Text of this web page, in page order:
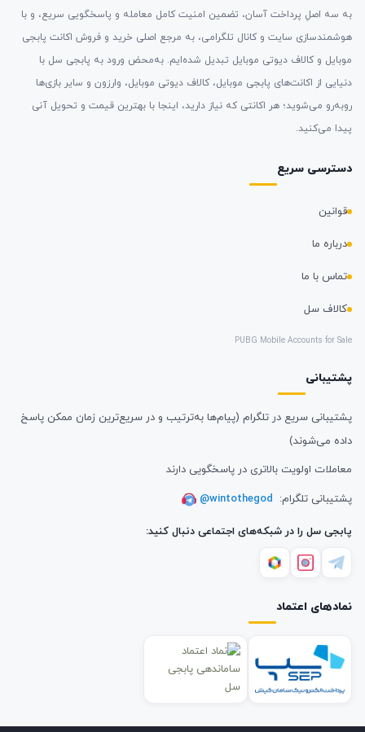
به سه اصلِ پرداخت آسان، تضمین امنیت کامل معامله و پاسخگویی سریع، و با
هوشمندسازی سایت و کانال تلگرامی، به مرجع اصلی خرید و فروش اکانت پابجی
موبایل و کالاف دیوتی موبایل تبدیل شده‌ایم. به‌محض ورود به پابجی سل با
دنیایی از اکانت‌های پابجی موبایل، کالاف دیوتی موبایل، وارزون و سایر بازی‌ها
روبه‌رو می‌شوید؛ هر اکانتی که نیاز دارید، اینجا با بهترین قیمت و تحویل آنی
پیدا می‌کنید.
دسترسی سریع
قوانین
درباره ما
تماس با ما
کالاف سل
PUBG Mobile Accounts for Sale
پشتیبانی
پشتیبانی سریع در تلگرام (پیام‌ها به‌ترتیب و در سریع‌ترین زمان ممکن پاسخ
داده می‌شوند)
معاملات اولویت بالاتری در پاسخگویی دارند
پشتیبانی تلگرام: @wintothegod
پابجی سل را در شبکه‌های اجتماعی دنبال کنید:
نمادهای اعتماد